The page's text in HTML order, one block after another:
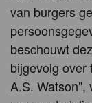
van burgers
beschouwt
bijgevolg over
A.S. Watson",